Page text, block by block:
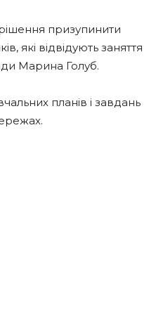
призупинити
які відвідують заняття
Марина Голуб.
планів і завдань